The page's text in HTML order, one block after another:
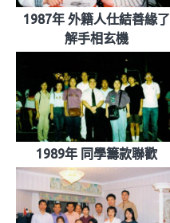
1987年 外籍人仕結善緣了
解手相玄機
1989年 同學籌款聯歡